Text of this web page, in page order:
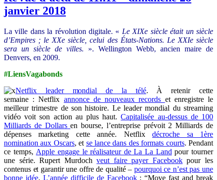
janvier 2018
La ville dans la révolution digitale. « Le XIXe siècle était un siècle
d’Empires ; le XXe siècle, celui des États-Nations. Le XXIe siècle
sera un siècle de villes. ». Wellington Webb, ancien maire de
Denvers, en 2009.
#LiensVagabonds
Netflix leader mondial de la télé. À retenir cette
semaine :Netflix annonce de nouveaux records et enregistre le
meilleur trimestre de son histoire. Le leader mondial du streaming
vidéo voit son action au plus haut.Capitalisée au-dessus de 100
Milliards de Dollarsen bourse, l’entreprise prévoit 2 Milliards de
dépenses marketing cette année. Netflixdécroche sa 1ère
nomination aux Oscars, et se lance dans des formats courts. Pendant
ce temps, Apple engage le réalisateur de La La Land pour tourner
une série.Rupert Murdochveut faire payer Facebookpour les
contenus et garantir une offre de qualité – pourquoi ce n’est pas une
bonne idée. L’année difficile de Facebook: “Move fast and break